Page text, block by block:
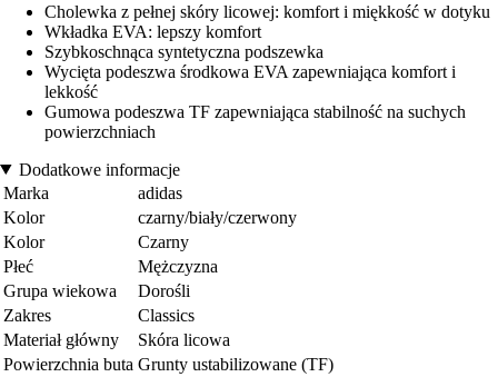
Cholewka z pełnej skóry licowej: komfort i miękkość w dotyku
Wkładka EVA: lepszy komfort
Szybkoschnąca syntetyczna podszewka
Wycięta podeszwa środkowa EVA zapewniająca komfort i
lekkość
Gumowa podeszwa TF zapewniająca stabilność na suchych
powierzchniach
Dodatkowe informacje
Marka
adidas
Kolor
czarny/biały/czerwony
Kolor
Czarny
Płeć
Mężczyzna
Grupa wiekowa
Dorośli
Zakres
Classics
Materiał główny
Skóra licowa
Powierzchnia buta Grunty ustabilizowane (TF)